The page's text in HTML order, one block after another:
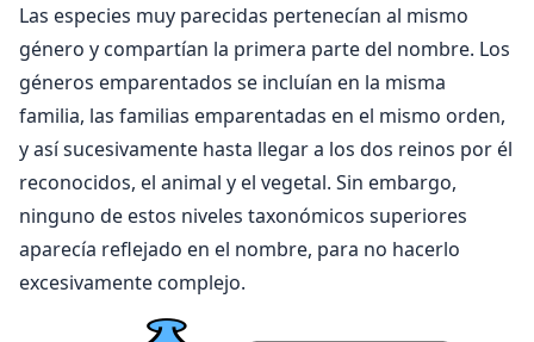
Las especies muy parecidas pertenecían al mismo
género y compartían la primera parte del nombre. Los
géneros emparentados se incluían en la misma
familia, las familias emparentadas en el mismo orden,
y así sucesivamente hasta llegar a los dos reinos por él
reconocidos, el animal y el vegetal. Sin embargo,
ninguno de estos niveles taxonómicos superiores
aparecía reflejado en el nombre, para no hacerlo
excesivamente complejo.